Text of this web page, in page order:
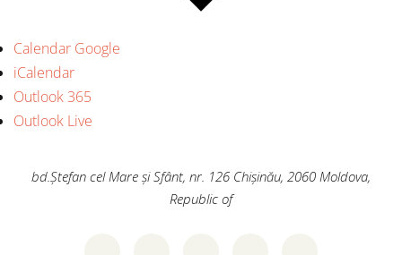
Calendar Google
iCalendar
Outlook 365
Outlook Live
bd.Ștefan cel Mare și Sfânt, nr. 126 Chișinău, 2060 Moldova,
Republic of